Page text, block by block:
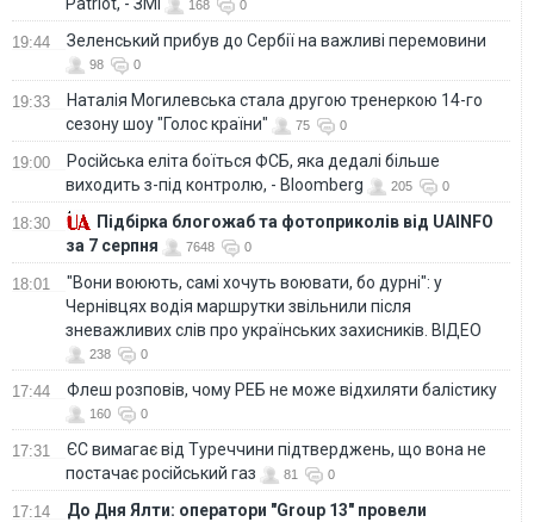
168 0
19:44 Зеленський прибув до Сербії на важливі перемовини
98 0
19:33
Наталія Могилевська стала другою тренеркою 14-го
сезону шоу "Голос країни"
75 0
19:00
Російська еліта боїться ФСБ, яка дедалі більше
виходить з-під контролю, - Bloomberg
205 0
18:30
Підбірка блогожаб та фотоприколів від UAINFO
за 7 серпня
7648 0
18:01
"Вони воюють, самі хочуть воювати, бо дурні": у
Чернівцях водія маршрутки звільнили після
зневажливих слів про українських захисників. ВІДЕО
238 0
17:44 Флеш розповів, чому РЕБ не може відхиляти балістику
160 0
17:31
ЄС вимагає від Туреччини підтверджень, що вона не
постачає російський газ
81 0
17:14
До Дня Ялти: оператори "Group 13" провели